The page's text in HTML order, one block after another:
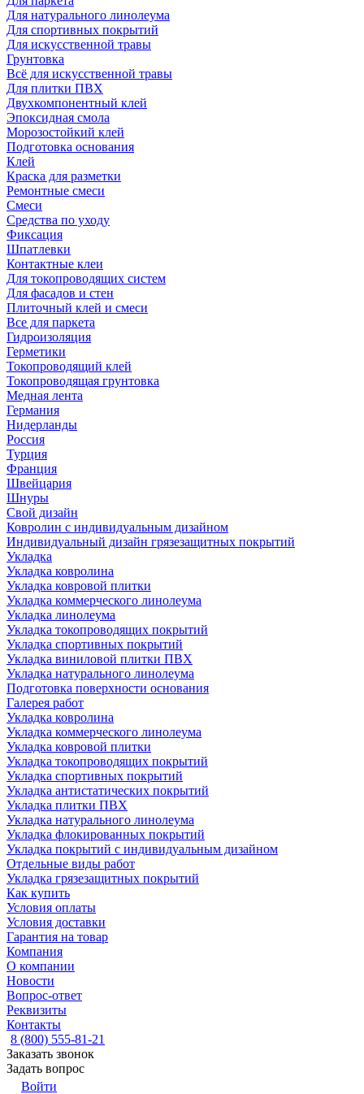
Для натурального линолеума
Для спортивных покрытий
Для искусственной травы
Грунтовка
Всё для искусственной травы
Для плитки ПВХ
Двухкомпонентный клей
Эпоксидная смола
Морозостойкий клей
Подготовка основания
Клей
Краска для разметки
Ремонтные смеси
Смеси
Средства по уходу
Фиксация
Шпатлевки
Контактные клеи
Для токопроводящих систем
Для фасадов и стен
Плиточный клей и смеси
Все для паркета
Гидроизоляция
Герметики
Токопроводящий клей
Токопроводящая грунтовка
Медная лента
Германия
Нидерланды
Россия
Турция
Франция
Швейцария
Шнуры
Свой дизайн
Ковролин с индивидуальным дизайном
Индивидуальный дизайн грязезащитных покрытий
Укладка
Укладка ковролина
Укладка ковровой плитки
Укладка коммерческого линолеума
Укладка линолеума
Укладка токопроводящих покрытий
Укладка спортивных покрытий
Укладка виниловой плитки ПВХ
Укладка натурального линолеума
Подготовка поверхности основания
Галерея работ
Укладка ковролина
Укладка коммерческого линолеума
Укладка ковровой плитки
Укладка токопроводящих покрытий
Укладка спортивных покрытий
Укладка антистатических покрытий
Укладка плитки ПВХ
Укладка натурального линолеума
Укладка флокированных покрытий
Укладка покрытий с индивидуальным дизайном
Отдельные виды работ
Укладка грязезащитных покрытий
Как купить
Условия оплаты
Условия доставки
Гарантия на товар
Компания
О компании
Новости
Вопрос-ответ
Реквизиты
Контакты
8 (800) 555-81-21
Заказать звонок
Задать вопрос
Войти